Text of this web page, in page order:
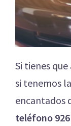
Si tienes
si tenemos
encantados
teléfono 926